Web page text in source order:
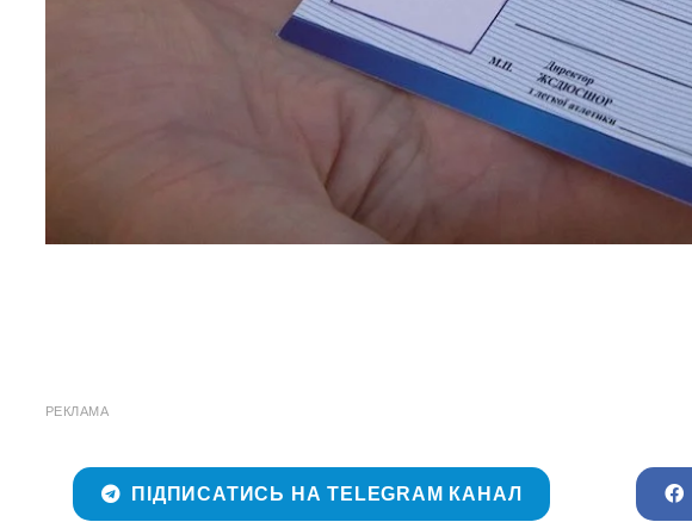
РЕКЛАМА
ПІДПИСАТИСЬ НА TELEGRAM КАНАЛ